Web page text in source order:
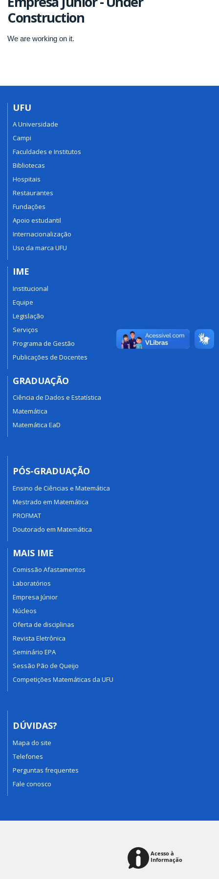
Construction
We are working on it.
UFU
A Universidade
Campi
Faculdades e Institutos
Bibliotecas
Hospitais
Restaurantes
Fundações
Apoio estudantil
Internacionalização
Uso da marca UFU
IME
Institucional
Equipe
Legislação
Serviços
Programa de Gestão
Publicações de Docentes
GRADUAÇÃO
Ciência de Dados e Estatística
Matemática
Matemática EaD
PÓS-GRADUAÇÃO
Ensino de Ciências e Matemática
Mestrado em Matemática
PROFMAT
Doutorado em Matemática
MAIS IME
Comissão Afastamentos
Laboratórios
Empresa Júnior
Núcleos
Oferta de disciplinas
Revista Eletrônica
Seminário EPA
Sessão Pão de Queijo
Competições Matemáticas da UFU
DÚVIDAS?
Mapa do site
Telefones
Perguntas frequentes
Fale conosco